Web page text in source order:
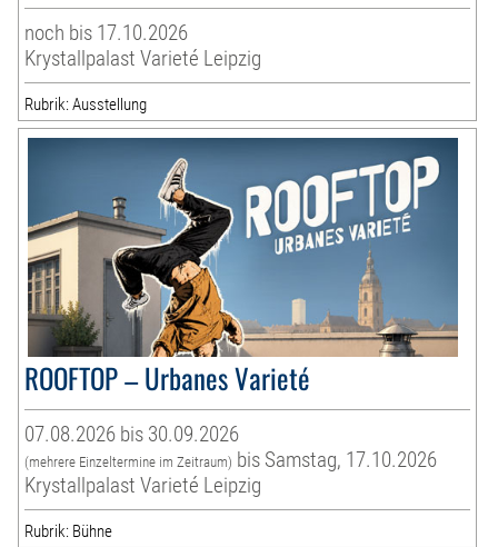
noch bis 17.10.2026
Krystallpalast Varieté Leipzig
Rubrik: Ausstellung
ROOFTOP – Urbanes Varieté
07.08.2026 bis 30.09.2026
(mehrere Einzeltermine im Zeitraum) bis Samstag, 17.10.2026
Krystallpalast Varieté Leipzig
Rubrik: Bühne